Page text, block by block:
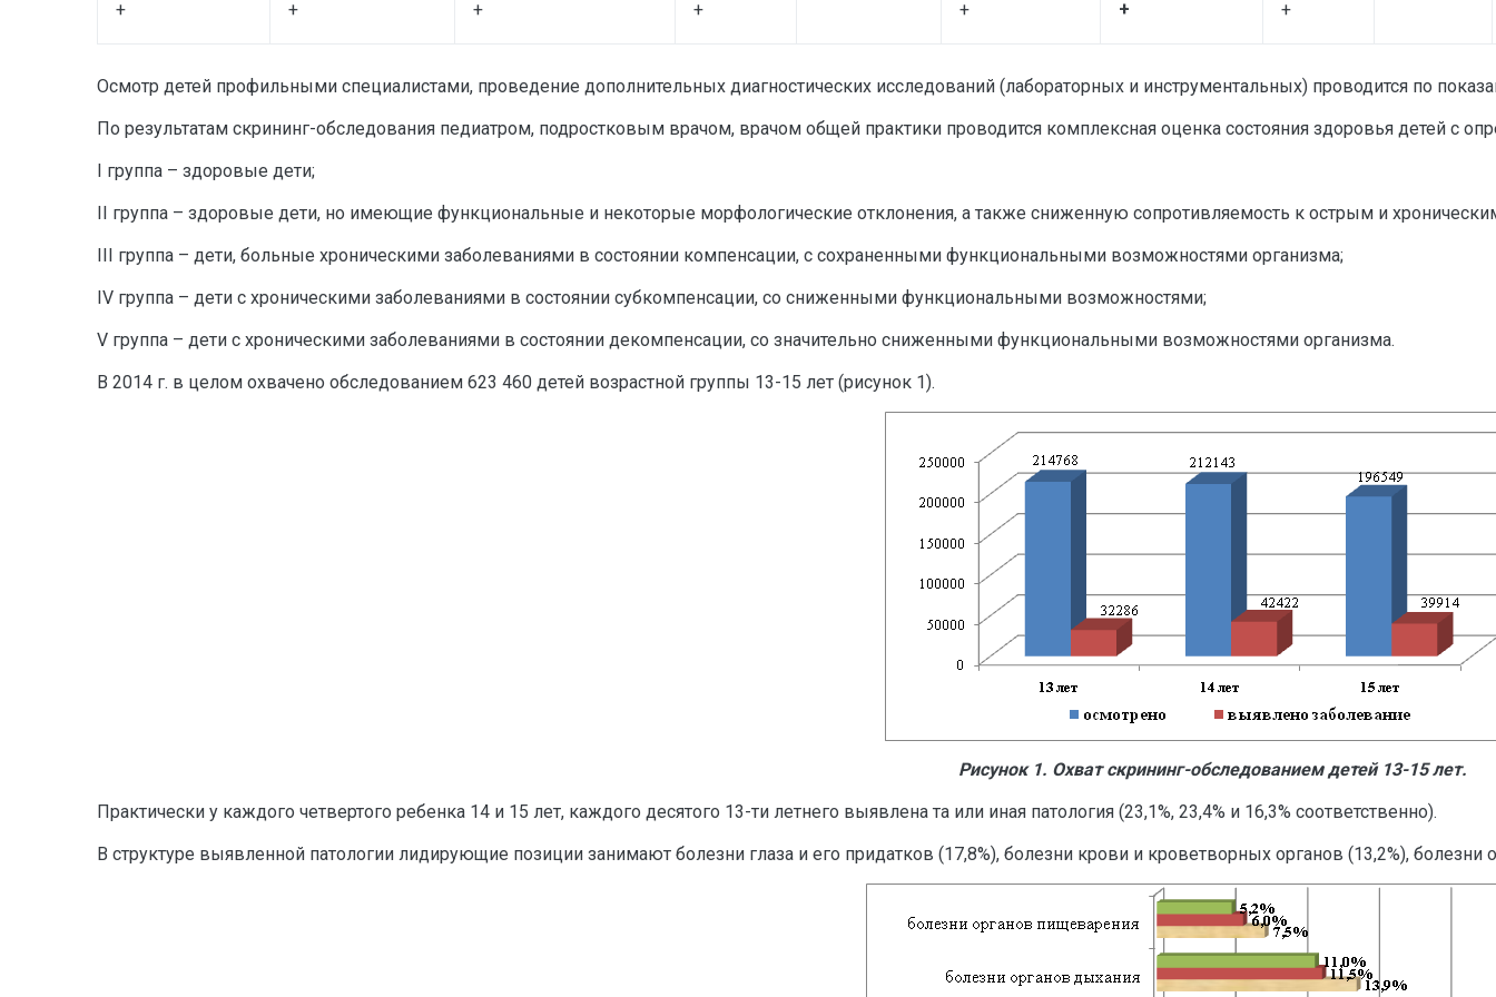
+ + + + + + +
Осмотр детей профильными специалистами, проведение дополнительных диагностических исследований (лабораторных и инструментальных) проводится по
По результатам скрининг-обследования педиатром, подростковым врачом, врачом общей практики проводится комплексная оценка состояния здоровья детей с
I группа – здоровые дети;
II группа – здоровые дети, но имеющие функциональные и некоторые морфологические отклонения, а также сниженную сопротивляемость к острым и
III группа – дети, больные хроническими заболеваниями в состоянии компенсации, с сохраненными функциональными возможностями организма;
IV группа – дети с хроническими заболеваниями в состоянии субкомпенсации, со сниженными функциональными возможностями;
V группа – дети с хроническими заболеваниями в состоянии декомпенсации, со значительно сниженными функциональными возможностями организма.
В 2014 г. в целом охвачено обследованием 623 460 детей возрастной группы 13-15 лет (рисунок 1).
Рисунок 1. Охват скрининг-обследованием детей 13-15 лет.
Практически у каждого четвертого ребенка 14 и 15 лет, каждого десятого 13-ти летнего выявлена та или иная патология (23,1%, 23,4% и 16,3% соответственно).
В структуре выявленной патологии лидирующие позиции занимают болезни глаза и его придатков (17,8%), болезни крови и кроветворных органов (13,2%), болезни